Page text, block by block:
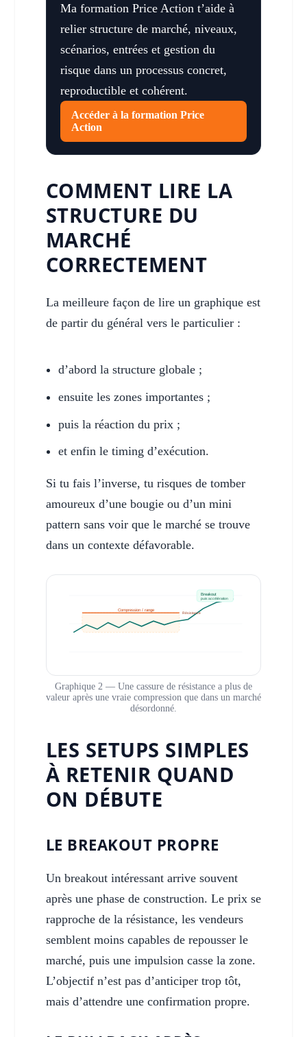
Ma formation Price Action t’aide à
relier structure de marché, niveaux,
scénarios, entrées et gestion du
risque dans un processus concret,
reproductible et cohérent.
Accéder à la formation Price
Action
COMMENT LIRE LA
STRUCTURE DU
MARCHÉ
CORRECTEMENT
La meilleure façon de lire un graphique est
de partir du général vers le particulier :
d’abord la structure globale ;
ensuite les zones importantes ;
puis la réaction du prix ;
et enfin le timing d’exécution.
Si tu fais l’inverse, tu risques de tomber
amoureux d’une bougie ou d’un mini
pattern sans voir que le marché se trouve
dans un contexte défavorable.
Compression / range
Résistance
Breakout
puis accélération
Graphique 2 — Une cassure de résistance a plus de
valeur après une vraie compression que dans un marché
désordonné.
LES SETUPS SIMPLES
À RETENIR QUAND
ON DÉBUTE
LE BREAKOUT PROPRE
Un breakout intéressant arrive souvent
après une phase de construction. Le prix se
rapproche de la résistance, les vendeurs
semblent moins capables de repousser le
marché, puis une impulsion casse la zone.
L’objectif n’est pas d’anticiper trop tôt,
mais d’attendre une confirmation propre.